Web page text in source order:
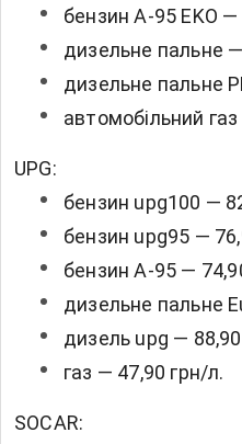
бензин А-95 EKO —
дизельне пальне
дизельне пальне
автомобільний
UPG:
бензин upg100 —
бензин upg95 —
бензин А-95 —
дизельне пальне
дизель upg —
газ — 47,90 грн/л.
SOCAR: